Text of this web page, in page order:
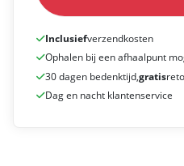
Inclusiefverzendkosten
Ophalen bij een afhaalpunt
30 dagen bedenktijd,gratis
Dag en nacht klantenservice